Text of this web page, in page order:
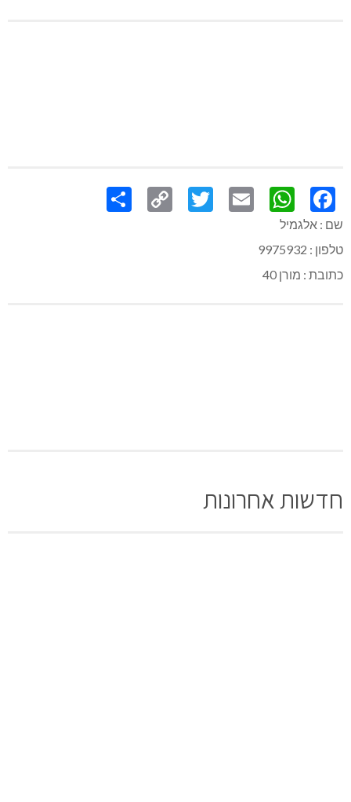
Facebook
WhatsApp
Email
Twitter
Copy
Link
שם : אלגמיל
טלפון : 9975932
כתובת : מורן 40
חדשות אחרונות